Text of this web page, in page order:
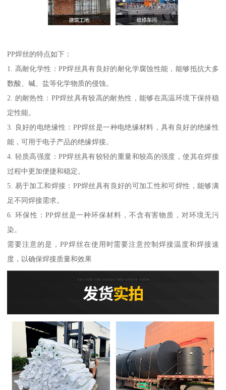
PP焊丝的特点如下：
1. 高耐化学性：PP焊丝具有良好的耐化学腐蚀性能，能够抵抗大多
数酸、碱、盐等化学物质的侵蚀。
2. 的耐热性：PP焊丝具有较高的耐热性，能够在高温环境下保持稳
定性能。
3. 良好的电绝缘性：PP焊丝是一种电绝缘材料，具有良好的绝缘性
能，可用于电子产品的绝缘焊接。
4. 轻质高强度：PP焊丝具有较轻的重量和较高的强度，使其在焊接
过程中更加便捷和稳定。
5. 易于加工和焊接：PP焊丝具有良好的可加工性和可焊性，能够满
足不同焊接需求。
6. 环保性：PP焊丝是一种环保材料，不含有害物质，对环境无污
染。
需要注意的是，PP焊丝在使用时需要注意控制焊接温度和焊接速
度，以确保焊接质量和效果